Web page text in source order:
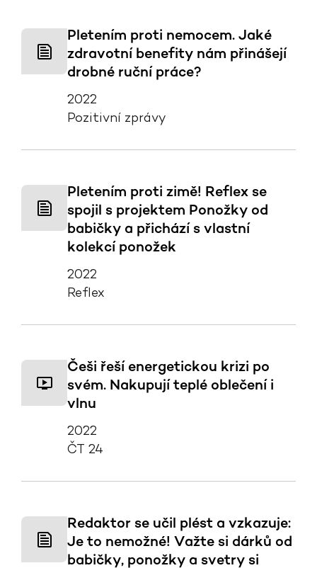
Pletením proti nemocem. Jaké
zdravotní benefity nám přinášejí
drobné ruční práce?
2022
Pozitivní zprávy
Pletením proti zimě! Reflex se
spojil s projektem Ponožky od
babičky a přichází s vlastní
kolekcí ponožek
2022
Reflex
Češi řeší energetickou krizi po
svém. Nakupují teplé oblečení i
vlnu
2022
ČT 24
Redaktor se učil plést a vzkazuje:
Je to nemožné! Važte si dárků od
babičky, ponožky a svetry si